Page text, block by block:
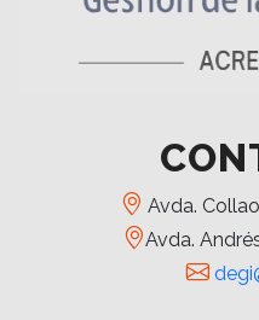
Avda.
Avda.